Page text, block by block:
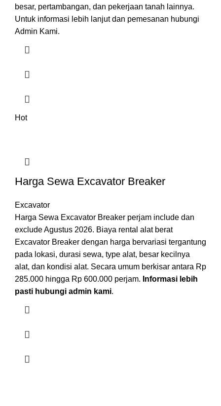
besar, pertambangan, dan pekerjaan tanah lainnya.
Untuk informasi lebih lanjut dan pemesanan hubungi
Admin Kami.
Hot
Harga Sewa Excavator Breaker
Excavator
Harga Sewa Excavator Breaker perjam include dan
exclude Agustus 2026. Biaya rental alat berat
Excavator Breaker dengan harga bervariasi tergantung
pada lokasi, durasi sewa, type alat, besar kecilnya
alat, dan kondisi alat. Secara umum berkisar antara Rp
285.000 hingga Rp 600.000 perjam. Informasi lebih
pasti hubungi admin kami.